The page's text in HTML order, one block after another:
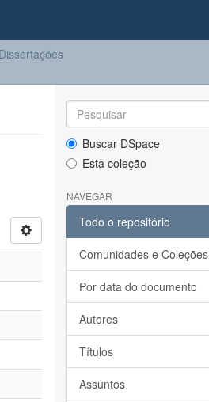
Dissertações
Buscar DSpace
Esta coleção
NAVEGAR
Todo o repositório
Comunidades e Coleções
Por data do documento
Autores
Títulos
Assuntos